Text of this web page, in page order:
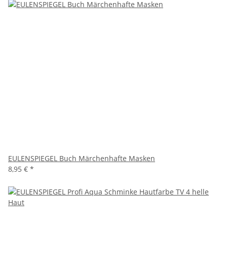
EULENSPIEGEL Buch Märchenhafte Masken
8,95 € *